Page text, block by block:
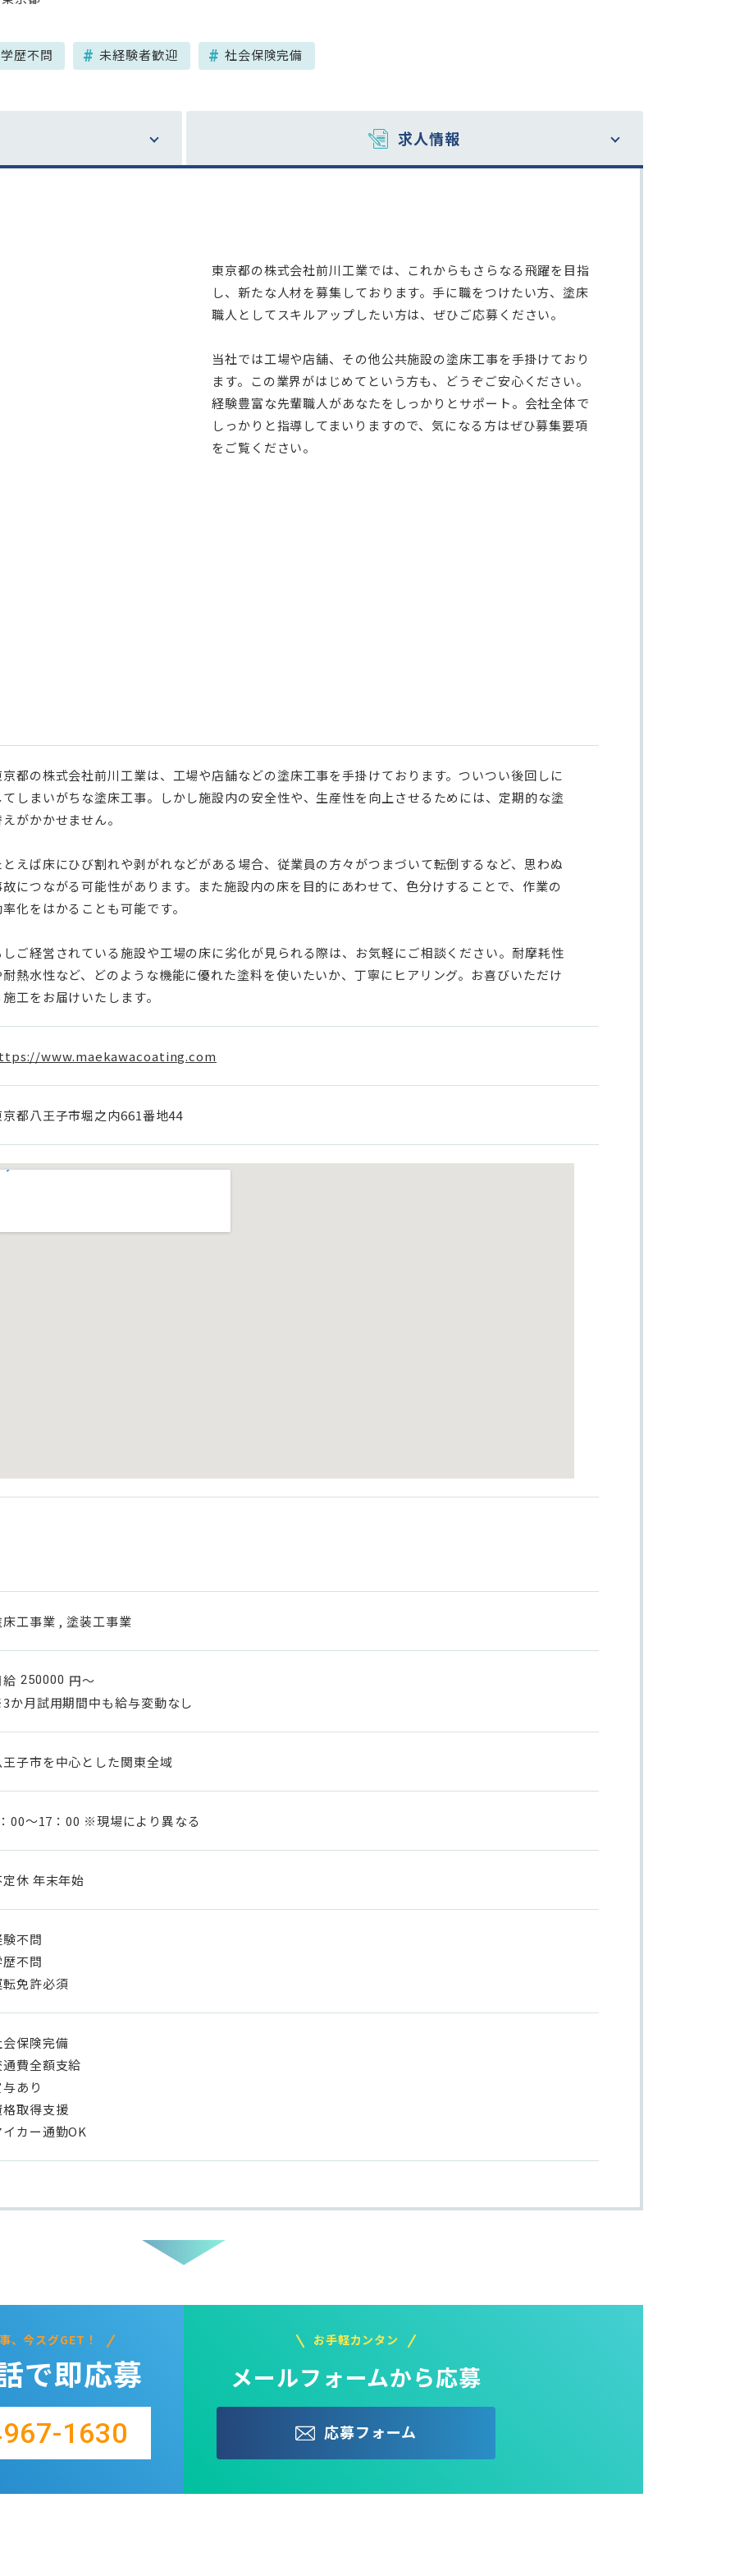
学歴不問 未経験者歓迎 社会保険完備
求人情報
東京都の株式会社前川工業では、これからもさらなる飛躍を目指
し、新たな人材を募集しております。手に職をつけたい方、塗床
職人としてスキルアップしたい方は、ぜひご応募ください。
当社では工場や店舗、その他公共施設の塗床工事を手掛けており
ます。この業界がはじめてという方も、どうぞご安心ください。
経験豊富な先輩職人があなたをしっかりとサポート。会社全体で
しっかりと指導してまいりますので、気になる方はぜひ募集要項
をご覧ください。
京都の株式会社前川工業は、工場や店舗などの塗床工事を手掛けております。ついつい後回しに
てしまいがちな塗床工事。しかし施設内の安全性や、生産性を向上させるためには、定期的な塗
がかかせません。
とえば床にひび割れや剥がれなどがある場合、従業員の方々がつまづいて転倒するなど、思わぬ
故につながる可能性があります。また施設内の床を目的にあわせて、色分けすることで、作業の
化をはかることも可能です。
しご経営されている施設や工場の床に劣化が見られる際は、お気軽にご相談ください。耐摩耗性
耐熱水性など、どのような機能に優れた塗料を使いたいか、丁寧にヒアリング。お喜びいただけ
工をお届けいたします。
www.maekawacoating.com
京都八王子市堀之内661番地44
床工事業 , 塗装工事業
250000 円～
か月試用期間中も給与変動なし
王子市を中心とした関東全域
00～17：00 ※現場により異なる
定休 年末年始
不問
不問
転免許必須
会保険完備
通費全額支給
あり
格取得支援
カー通勤OK
、今スグGET！
で即応募
1630
お手軽カンタン
メールフォームから応募
応募フォーム